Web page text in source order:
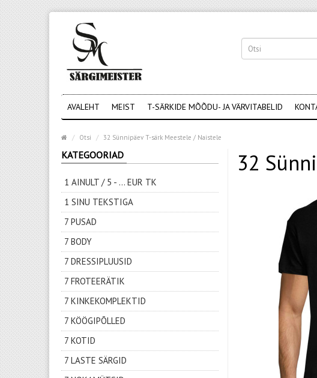
AVALEHT MEIST T-SÄRKIDE MÕÕDU- JA VÄRVITABELID
Otsi 32 Sünnipäev T-särk Meestele / Naistele
KATEGOORIAD
1 AINULT / 5 - ... EUR TK
1 SINU TEKSTIGA
7 PUSAD
7 BODY
7 DRESSIPLUUSID
7 FROTEERÄTIK
7 KINKEKOMPLEKTID
7 KÖÖGIPÕLLED
7 KOTID
7 LASTE SÄRGID
32